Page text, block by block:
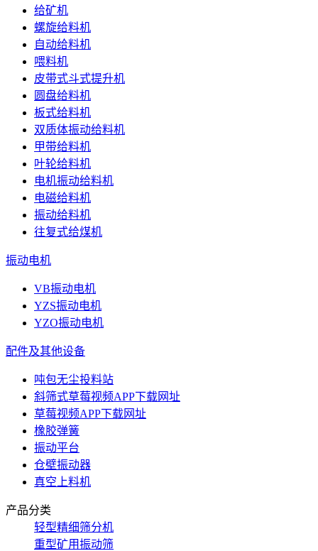
给矿机
螺旋给料机
自动给料机
喂料机
皮带式斗式提升机
圆盘给料机
板式给料机
双质体振动给料机
甲带给料机
叶轮给料机
电机振动给料机
电磁给料机
振动给料机
往复式给煤机
振动电机
VB振动电机
YZS振动电机
YZO振动电机
配件及其他设备
吨包无尘投料站
斜筛式草莓视频APP下载网址
草莓视频APP下载网址
橡胶弹簧
振动平台
仓壁振动器
真空上料机
产品分类
轻型精细筛分机
重型矿用振动筛